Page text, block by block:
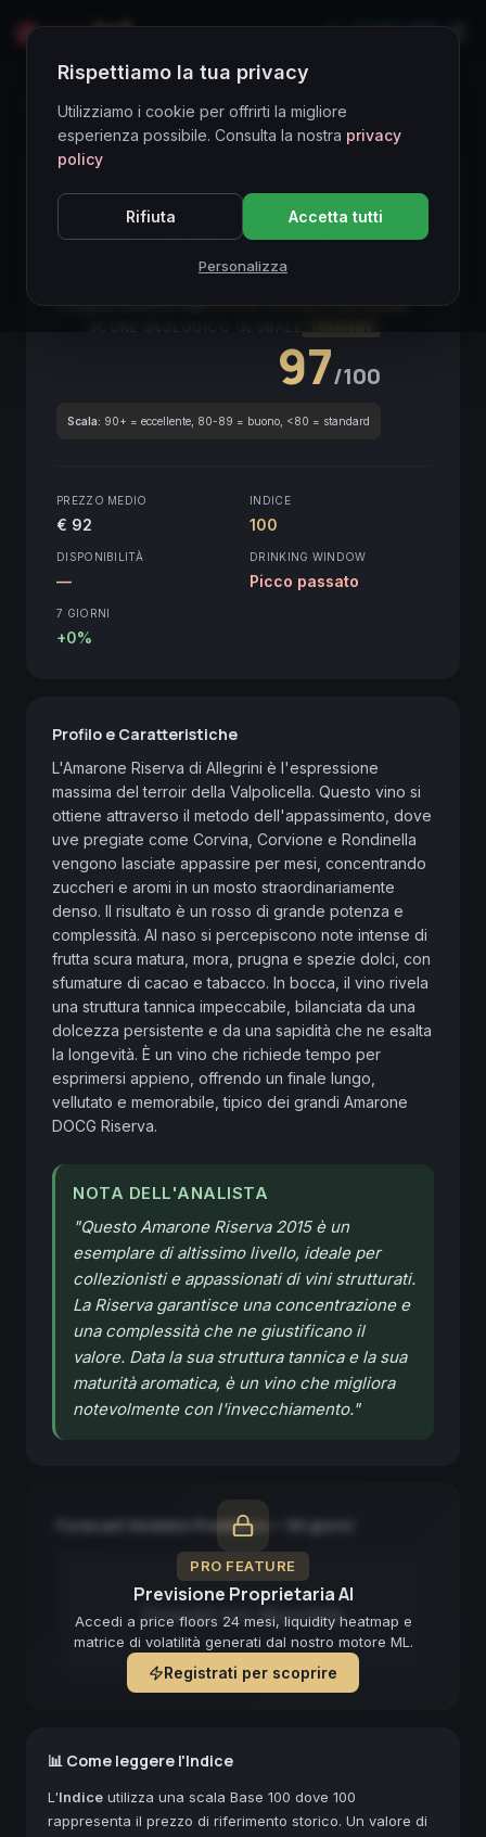
LIVE
Directory Vini
Valpolicella
Corvione
2015 Vintage
Amarone Riserva2015
Valpolicella 2015 Corvina/Corvione/Rondinella
97/100
Scala: 90+ = eccellente, 80-89 = buono, <80 = standard
PREZZO MEDIO
€ 92
INDICE
100
DISPONIBILITÀ
—
DRINKING WINDOW
Picco passato
7 GIORNI
+0%
Profilo e Caratteristiche
L'Amarone Riserva di Allegrini è l'espressione
massima del terroir della Valpolicella. Questo vino si
ottiene attraverso il metodo dell'appassimento, dove
uve pregiate come Corvina, Corvione e Rondinella
vengono lasciate appassire per mesi, concentrando
zuccheri e aromi in un mosto straordinariamente
denso. Il risultato è un rosso di grande potenza e
complessità. Al naso si percepiscono note intense di
frutta scura matura, mora, prugna e spezie dolci, con
sfumature di cacao e tabacco. In bocca, il vino rivela
una struttura tannica impeccabile, bilanciata da una
dolcezza persistente e da una sapidità che ne esalta
la longevità. È un vino che richiede tempo per
esprimersi appieno, offrendo un finale lungo,
vellutato e memorabile, tipico dei grandi Amarone
DOCG Riserva.
NOTA DELL'ANALISTA
"Questo Amarone Riserva 2015 è un
esemplare di altissimo livello, ideale per
collezionisti e appassionati di vini strutturati.
La Riserva garantisce una concentrazione e
una complessità che ne giustificano il
valore. Data la sua struttura tannica e la sua
maturità aromatica, è un vino che migliora
notevolmente con l'invecchiamento."
PRO FEATURE
Previsione Proprietaria AI
Accedi a price floors 24 mesi, liquidity heatmap e
matrice di volatilità generati dal nostro motore ML.
Registrati per scoprire
Forecast Modello Predittivo — 90 giorni
Forecast non disponibile
📊 Come leggere l'Indice
L'Indice utilizza una scala Base 100 dove 100
rappresenta il prezzo di riferimento storico. Un valore di
Rispettiamo la tua privacy
Utilizziamo i cookie per offrirti la migliore
esperienza possibile. Consulta la nostra privacy
policy
Rifiuta Accetta tutti
Personalizza